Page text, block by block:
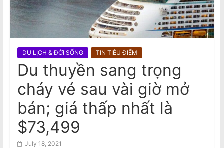
s
e
N
w
s
p
gia tăng trò xét xử hình sự vắng
mặt?
DU LỊCH & ĐỜI SỐNG TIN TIÊU ĐIỂM
Du thuyền sang trọng
cháy vé sau vài giờ mở
bán; giá thấp nhất là
$73,499
July 18, 2021